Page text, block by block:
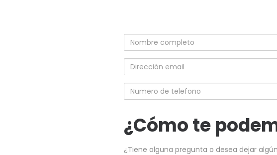
Nombre
completo
Dirección
email
Numero
de
¿Cómo te
¿Tiene alguna pregunta o desea dejar